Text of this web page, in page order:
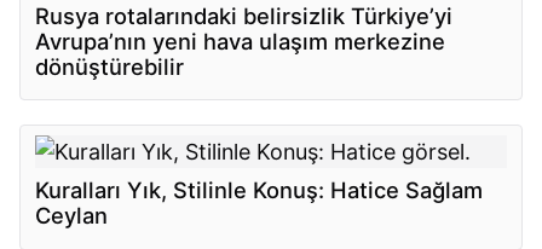
Rusya rotalarındaki belirsizlik Türkiye’yi
Avrupa’nın yeni hava ulaşım merkezine
dönüştürebilir
Kuralları Yık, Stilinle Konuş: Hatice Sağlam
Ceylan